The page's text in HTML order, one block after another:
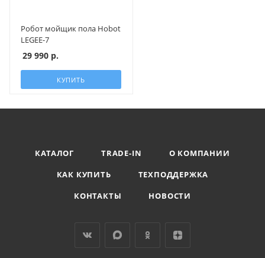
Робот мойщик пола Hobot
LEGEE-7
29 990 р.
КУПИТЬ
КАТАЛОГ TRADE-IN
О КОМПАНИИ
КАК КУПИТЬ
ТЕХПОДДЕРЖКА
КОНТАКТЫ
НОВОСТИ